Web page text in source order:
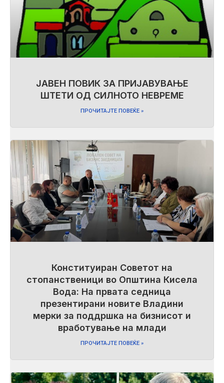
ЈАВЕН ПОВИК ЗА ПРИЈАВУВАЊЕ
ШТЕТИ ОД СИЛНОТО НЕВРЕМЕ
ПРОЧИТАЈТЕ ПОВЕЌЕ »
Конституиран Советот на
стопанственици во Општина Кисела
Вода: На првата седница
презентирани новите Владини
мерки за поддршка на бизнисот и
вработување на млади
ПРОЧИТАЈТЕ ПОВЕЌЕ »